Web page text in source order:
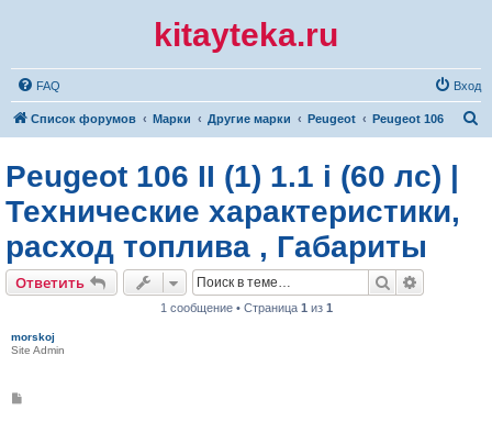
kitayteka.ru
FAQ Вход
Список форумов Марки Другие марки Peugeot Peugeot 106
Peugeot 106 II (1) 1.1 i (60 лс) |
Технические характеристики,
расход топлива , Габариты
Ответить Поиск
1 сообщение • Страница 1 из 1
morskoj
Site Admin